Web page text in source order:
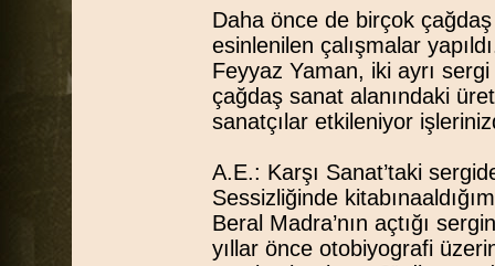
Daha önce de birçok
esinlenilen çalışmalar
Feyyaz Yaman, iki ayrı
çağdaş sanat alanındaki
sanatçılar etkileniyor
A.E.: Karşı Sanat’taki
Sessizliğinde
Beral Madra’nın açtığı
yıllar önce otobiyografi